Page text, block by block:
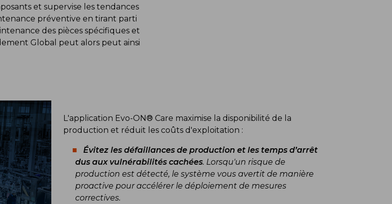
et supervise les tendances
préventive en tirant parti
des pièces spécifiques et
Global peut alors peut ainsi
L'application Evo-ON® Care maximise la disponibilité de la
production et réduit les coûts d'exploitation :
Évitez les défaillances de production et les temps d’arrêt
dus aux vulnérabilités cachées. Lorsqu'un risque de
production est détecté, le système vous avertit de manière
proactive pour accélérer le déploiement de mesures
correctives.